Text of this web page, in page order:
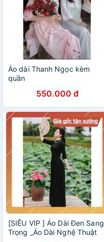
Áo dài Thanh Ngọc kèm
quần
550.000 đ
[SIÊU VIP ] Áo Dài Đen Sang
Trọng _Áo Dài Nghệ Thuật